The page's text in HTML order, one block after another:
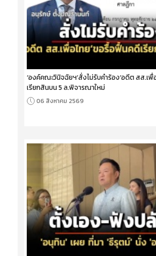
‘องค์คณะวินิจฉัยฯ’สั่งไม่รับคำร้อง‘อดีต สส.เพื่
เรียกสินบน 5 ล.พิจารณาใหม่
06 สิงหาคม 2569